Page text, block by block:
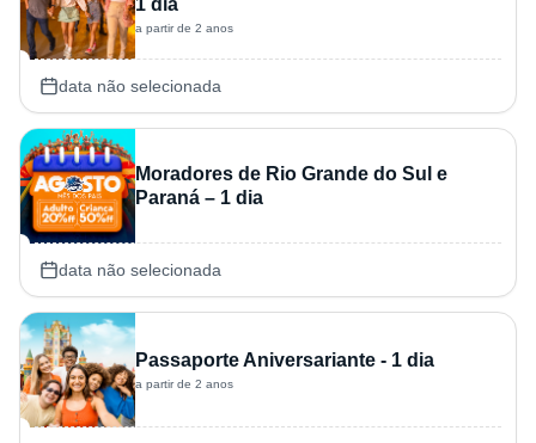
a partir de 2 anos
data não selecionada
Moradores de Rio Grande do Sul e
Paraná – 1 dia
data não selecionada
Passaporte Aniversariante - 1 dia
a partir de 2 anos